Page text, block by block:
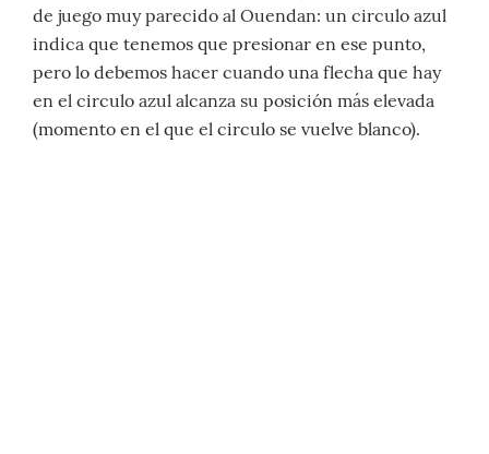
de juego muy parecido al Ouendan: un circulo azul
indica que tenemos que presionar en ese punto,
pero lo debemos hacer cuando una flecha que hay
en el circulo azul alcanza su posición más elevada
(momento en el que el circulo se vuelve blanco).